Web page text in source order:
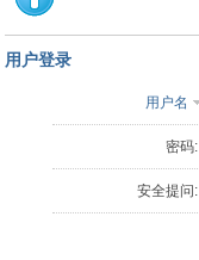
用户登录
用户名
密码:
安全提问: